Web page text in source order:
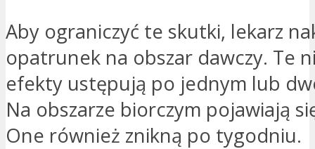
Aby ograniczyć te skutki, lekarz
opatrunek na obszar dawczy. Te
efekty ustępują po jednym lub
Na obszarze biorczym pojawiają
One również znikną po tygodniu.